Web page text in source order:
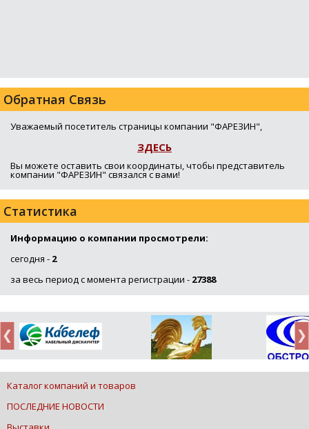
Обратная Связь
Уважаемый посетитель страницы компании "ФАРЕЗИН",
ЗДЕСЬ
Вы можете оставить свои координаты, чтобы представитель
компании "ФАРЕЗИН" связался с вами!
Статистика
Информацию о компании просмотрели:
сегодня - 2
за весь период с момента регистрации - 27388
Каталог компаний и товаров
ПОСЛЕДНИЕ НОВОСТИ